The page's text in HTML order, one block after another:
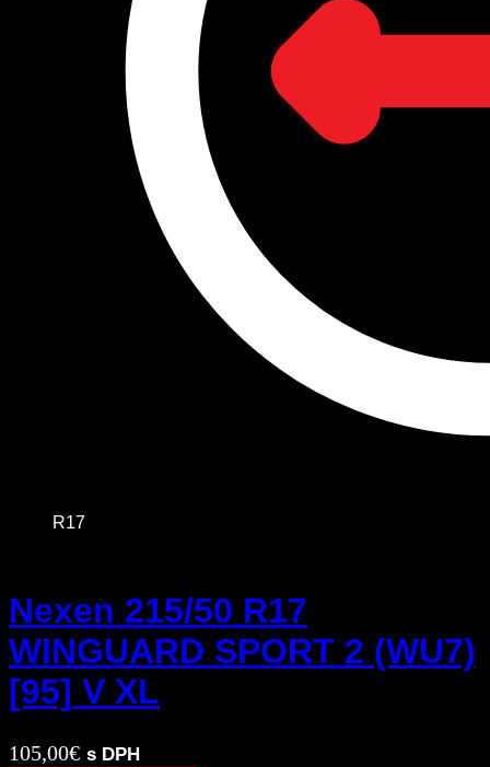
R17
Nexen 215/50 R17
WINGUARD SPORT 2 (WU7)
[95] V XL
105,00€ s DPH